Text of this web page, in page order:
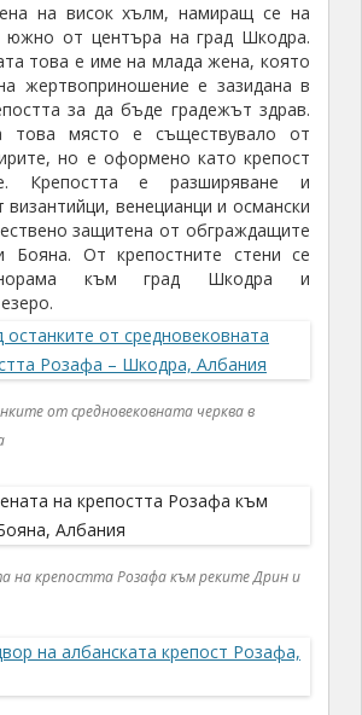
на висок хълм, намиращ се на
южно от центъра на град Шкодра.
това е име на млада жена, която
жертвоприношение е зазидана в
за да бъде градежът здрав.
това място е съществувало от
но е оформено като крепост
Крепостта е разширяване и
византийци, венецианци и османски
защитена от обграждащите
От крепостните стени се
към град Шкодра и
от средновековната черква в
на крепостта Розафа към реките Дрин и